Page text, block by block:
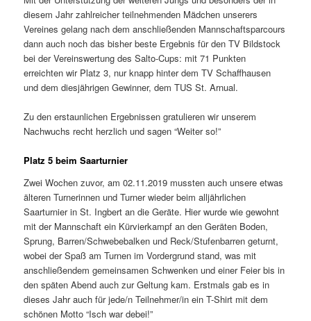
diesem Jahr zahlreicher teilnehmenden Mädchen unserers
Vereines gelang nach dem anschließenden Mannschaftsparcours
dann auch noch das bisher beste Ergebnis für den TV Bildstock
bei der Vereinswertung des Salto-Cups: mit 71 Punkten
erreichten wir Platz 3, nur knapp hinter dem TV Schaffhausen
und dem diesjährigen Gewinner, dem TUS St. Arnual.
Zu den erstaunlichen Ergebnissen gratulieren wir unserem
Nachwuchs recht herzlich und sagen “Weiter so!”
Platz 5 beim Saarturnier
Zwei Wochen zuvor, am 02.11.2019 mussten auch unsere etwas
älteren Turnerinnen und Turner wieder beim alljährlichen
Saarturnier in St. Ingbert an die Geräte. Hier wurde wie gewohnt
mit der Mannschaft ein Kürvierkampf an den Geräten Boden,
Sprung, Barren/Schwebebalken und Reck/Stufenbarren geturnt,
wobei der Spaß am Turnen im Vordergrund stand, was mit
anschließendem gemeinsamen Schwenken und einer Feier bis in
den späten Abend auch zur Geltung kam. Erstmals gab es in
dieses Jahr auch für jede/n Teilnehmer/in ein T-Shirt mit dem
schönen Motto “Isch war debei!”